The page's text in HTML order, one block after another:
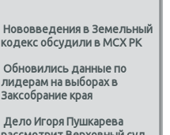
Нововведения в Земельный
кодекс обсудили в МСХ РК
Обновились данные по
лидерам на выборах в
Заксобрание края
Дело Игоря Пушкарева